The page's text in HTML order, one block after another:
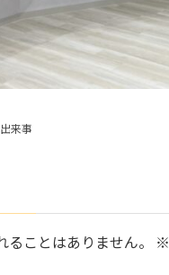
来事
ことはありません。 ※